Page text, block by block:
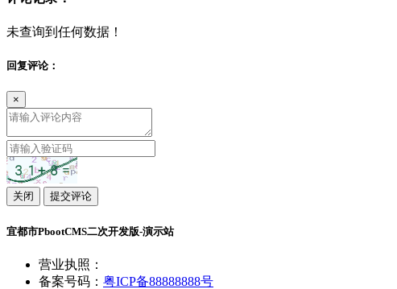
未查询到任何数据！
回复评论：
×
关闭 提交评论
宜都市PbootCMS二次开发版-演示站
营业执照：
备案号码： 粤ICP备88888888号